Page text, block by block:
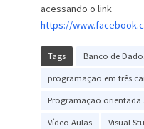
acessando o link
https://
Tags Banco de
programação em três
Programação orientada
Vídeo Aulas Visual